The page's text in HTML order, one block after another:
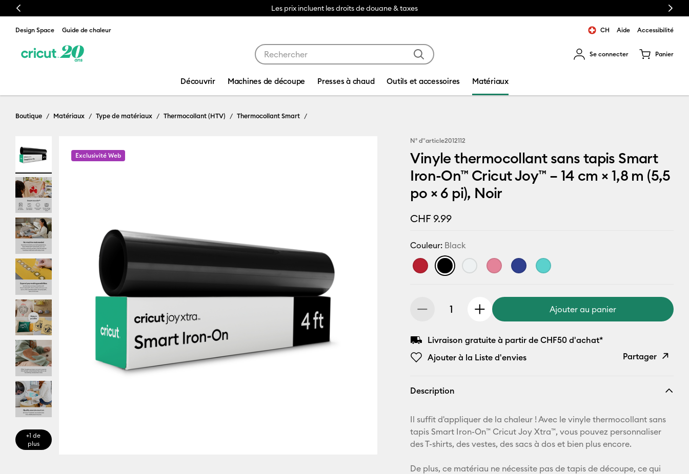
Previous Les prix incluent les droits de douane & taxes Next
Design Space Guide de chaleur CH Aide Accessibilité
Se connecter Panier
Découvrir Machines de découpe Presses à chaud Outils et accessoires Matériaux
Boutique Matériaux Type de matériaux Thermocollant (HTV) Thermocollant Smart
+1 de
plus
Exclusivité Web
N° d''article2012112
Vinyle thermocollant sans tapis Smart
Iron-On™ Cricut Joy™ – 14 cm × 1,8 m (5,5
po × 6 pi), Noir
CHF 9.99
Couleur: Black
Ajouter au panier
Livraison gratuite à partir de CHF50 d'achat*
Ajouter à la Liste d'envies
Partager
E-mail
Pinterest
Facebook
Description
Il suffit d'appliquer de la chaleur ! Avec le vinyle thermocollant sans
tapis Smart Iron-On™ Cricut Joy Xtra™, vous pouvez personnaliser
des T-shirts, des vestes, des sacs à dos et bien plus encore.
De plus, ce matériau ne nécessite pas de tapis de découpe, ce qui